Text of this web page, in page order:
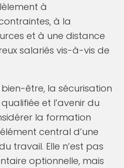
à
à la
et à une distance
salariés vis-à-vis de
être, la sécurisation
et l’avenir du
la formation
central d’une
travail. Elle n’est pas
optionnelle, mais